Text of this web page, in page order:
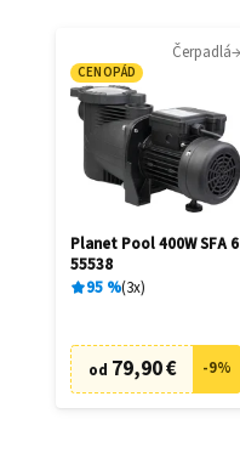
Čerpadlá
CENOPÁD
Planet Pool 400W SFA 6
55538
95 % 3x
od 79,90 € -9%